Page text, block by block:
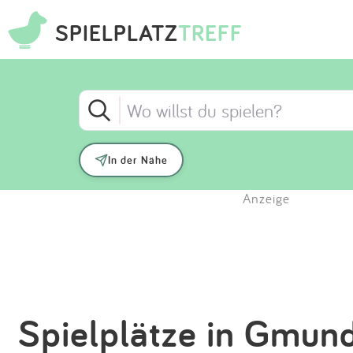
SPIELPLATZTREFF
In der Nähe
Anzeige
Spielplätze in